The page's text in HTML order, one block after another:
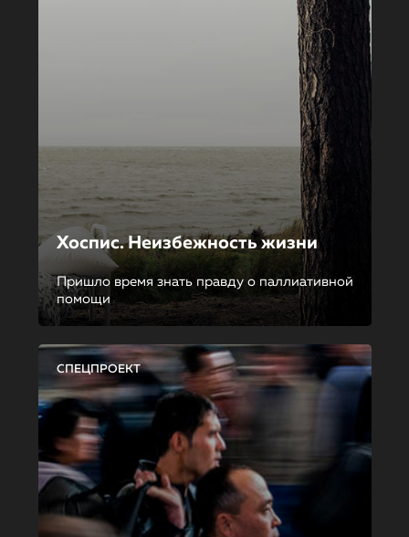
Хоспис. Неизбежность жизни
Пришло время знать правду о паллиативной
помощи
СПЕЦПРОЕКТ